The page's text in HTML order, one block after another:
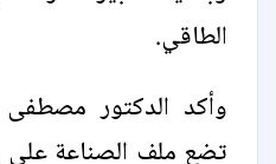
الطاقي.
وأكد الدكتور
تضع ملف الصناعة على